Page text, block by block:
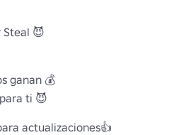
Steal 😈
ganan 💰
ti 😈
actualizaciones👍